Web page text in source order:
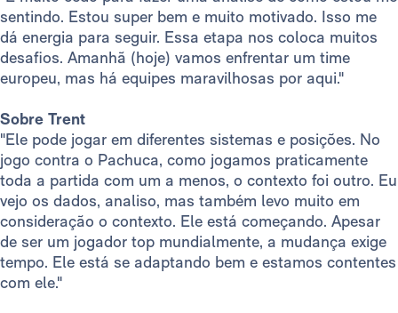
sentindo. Estou super bem e muito motivado. Isso me
dá energia para seguir. Essa etapa nos coloca muitos
desafios. Amanhã (hoje) vamos enfrentar um time
europeu, mas há equipes maravilhosas por aqui."
Sobre Trent
"Ele pode jogar em diferentes sistemas e posições. No
jogo contra o Pachuca, como jogamos praticamente
toda a partida com um a menos, o contexto foi outro. Eu
vejo os dados, analiso, mas também levo muito em
consideração o contexto. Ele está começando. Apesar
de ser um jogador top mundialmente, a mudança exige
tempo. Ele está se adaptando bem e estamos contentes
com ele."